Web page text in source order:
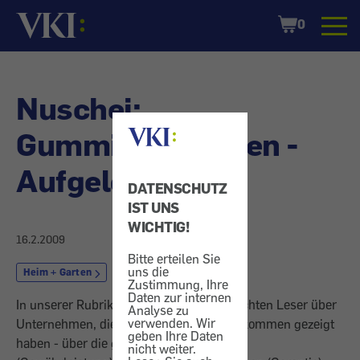
DATENSCHUTZ
IST UNS
WICHTIG!
Bitte erteilen Sie
uns die
Zustimmung, Ihre
Daten zur internen
Analyse zu
verwenden. Wir
geben Ihre Daten
nicht weiter.
Startseite
Shopping
Cart
0
Nuschei:
Gummidichtungen -
Aufgelöst
16.2.2009
Heim + Garten Bad
In unserer Rubrik "Vor den Vorhang" berichten Leser über
Unternehmen, die besonderes Entgegenkommen gezeigt
haben - über die gesetzlichen Ansprüche